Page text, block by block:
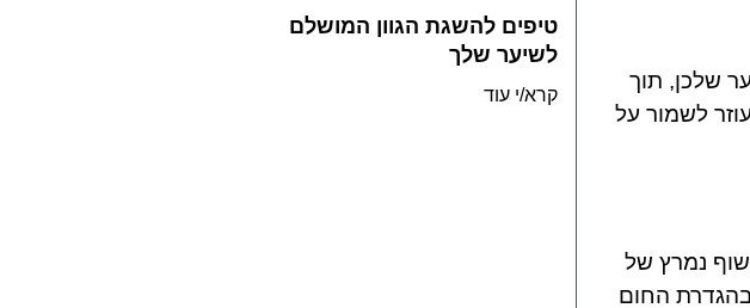
שלכן, תוך
לשמור על
נמרץ של
החום
טיפים להשגת הגוון המושלם
לשיער שלך
קרא/י עוד